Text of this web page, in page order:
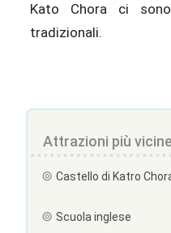
Kato Chora ci
tradizionali.
Attrazioni più vicine
Castello di Katro
Scuola inglese